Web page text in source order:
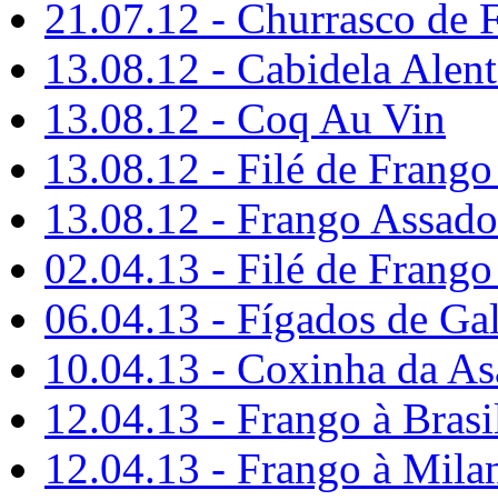
21.07.12 - Churrasco de
13.08.12 - Cabidela
13.08.12 - Coq Au Vin
13.08.12 - Filé de
13.08.12 - Frango
02.04.13 - Filé de
06.04.13 - Fígados de
10.04.13 - Coxinha da
12.04.13 - Frango à
12.04.13 - Frango à